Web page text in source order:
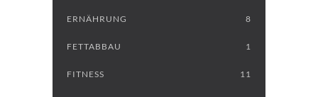
ERNÄHRUNG 8
FETTABBAU 1
FITNESS 11